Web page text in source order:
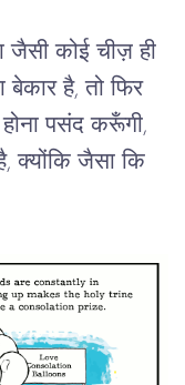
जैसी कोई चीज़ ही
बेकार है, तो फिर
पसंद करूँगी,
क्योंकि जैसा कि